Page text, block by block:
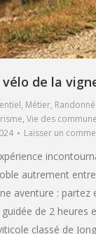
de la
, Métier,
, Vie des
Laisser un
autrement
aventure :
de 2 heures
classé de